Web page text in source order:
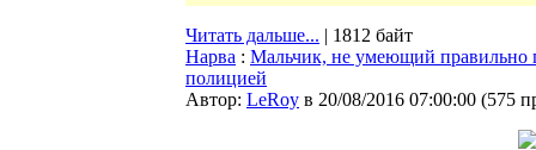
Читать дальше... | 1812 байт
Нарва : Мальчик, не умеющий правильно
полицией
Автор: LeRoy в 20/08/2016 07:00:00 (575